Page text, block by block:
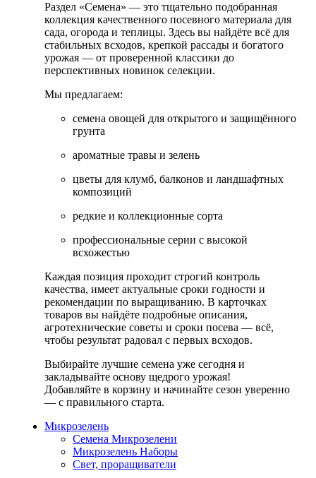
Раздел «Семена» — это тщательно подобранная
коллекция качественного посевного материала для
сада, огорода и теплицы. Здесь вы найдёте всё для
стабильных всходов, крепкой рассады и богатого
урожая — от проверенной классики до
перспективных новинок селекции.
Мы предлагаем:
семена овощей для открытого и защищённого
грунта
ароматные травы и зелень
цветы для клумб, балконов и ландшафтных
композиций
редкие и коллекционные сорта
профессиональные серии с высокой
всхожестью
Каждая позиция проходит строгий контроль
качества, имеет актуальные сроки годности и
рекомендации по выращиванию. В карточках
товаров вы найдёте подробные описания,
агротехнические советы и сроки посева — всё,
чтобы результат радовал с первых всходов.
Выбирайте лучшие семена уже сегодня и
закладывайте основу щедрого урожая!
Добавляйте в корзину и начинайте сезон уверенно
— с правильного старта.
Микрозелень
Семена Микрозелени
Микрозелень Наборы
Свет, проращиватели